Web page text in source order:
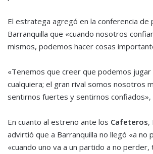
El estratega agregó en la conferencia de
Barranquilla que «cuando nosotros
mismos, podemos hacer cosas
«Tenemos que creer que podemos jugar
cualquiera; el gran rival somos nosotros
sentirnos fuertes y sentirnos confiados»,
En cuanto al estreno ante los Cafeteros,
advirtió que a Barranquilla no llegó «a no
«cuando uno va a un partido a no perder,